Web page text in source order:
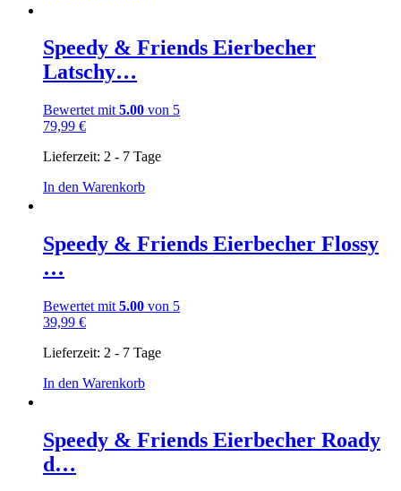
Speedy & Friends Eierbecher
Latschy…
Bewertet mit 5.00 von 5
79,99 €
Lieferzeit: 2 - 7 Tage
In den Warenkorb
Speedy & Friends Eierbecher Flossy
…
Bewertet mit 5.00 von 5
39,99 €
Lieferzeit: 2 - 7 Tage
In den Warenkorb
Speedy & Friends Eierbecher Roady
d…